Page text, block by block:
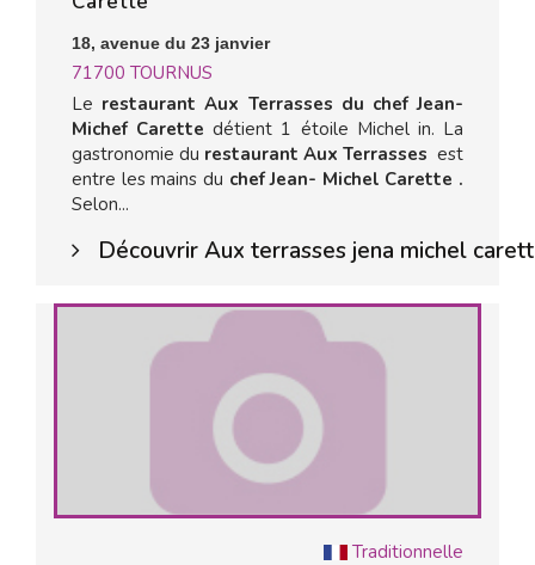
18, avenue du 23 janvier
71700 TOURNUS
Le restaurant Aux Terrasses du chef Jean-
Michef Carettedétient 1 étoile Michel in. La
gastronomie du restaurant Aux Terrasses est
entre les mains du chef Jean- Michel Carette .
Selon...
Découvrir Aux terrasses jena michel
Traditionnelle